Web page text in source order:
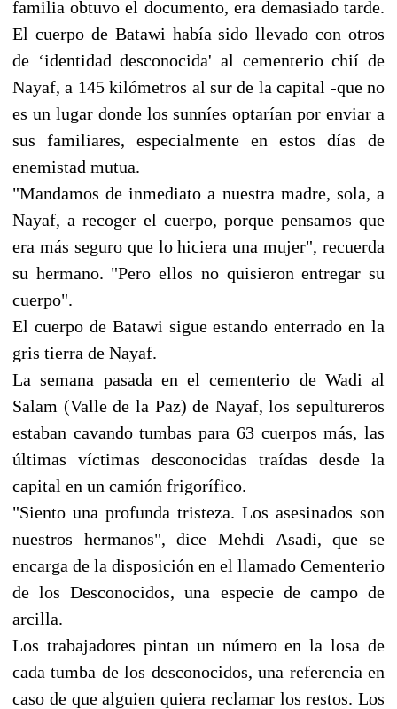
familia obtuvo el documento, era demasiado tarde.
El cuerpo de Batawi había sido llevado con otros
de ‘identidad desconocida' al cementerio chií de
Nayaf, a 145 kilómetros al sur de la capital -que no
es un lugar donde los sunníes optarían por enviar a
sus familiares, especialmente en estos días de
enemistad mutua.
"Mandamos de inmediato a nuestra madre, sola, a
Nayaf, a recoger el cuerpo, porque pensamos que
era más seguro que lo hiciera una mujer", recuerda
su hermano. "Pero ellos no quisieron entregar su
cuerpo".
El cuerpo de Batawi sigue estando enterrado en la
gris tierra de Nayaf.
La semana pasada en el cementerio de Wadi al
Salam (Valle de la Paz) de Nayaf, los sepultureros
estaban cavando tumbas para 63 cuerpos más, las
últimas víctimas desconocidas traídas desde la
capital en un camión frigorífico.
"Siento una profunda tristeza. Los asesinados son
nuestros hermanos", dice Mehdi Asadi, que se
encarga de la disposición en el llamado Cementerio
de los Desconocidos, una especie de campo de
arcilla.
Los trabajadores pintan un número en la losa de
cada tumba de los desconocidos, una referencia en
caso de que alguien quiera reclamar los restos. Los